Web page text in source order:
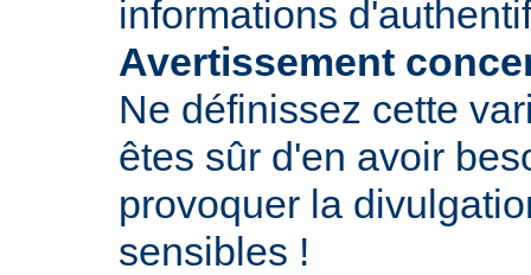
informations
Avertissement
Ne définissez cette
êtes sûr d'en avoir
provoquer la
sensibles !